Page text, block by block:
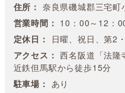
住所： 奈良県磯城郡三宅町
営業時間： 10：00～12：
定休日：
日曜、祝日、第2
アクセス： 西名阪道「法隆
近鉄但馬駅から徒歩15分
駐車場： あり